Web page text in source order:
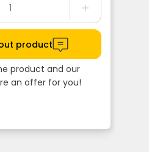
product
product and our
an offer for you!